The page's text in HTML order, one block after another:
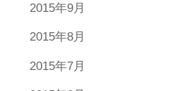
2015年9月
2015年8月
2015年7月